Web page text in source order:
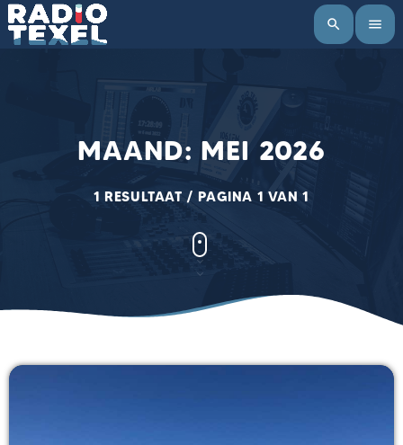
search menu
MAAND: MEI 2026
1 RESULTAAT / PAGINA 1 VAN 1